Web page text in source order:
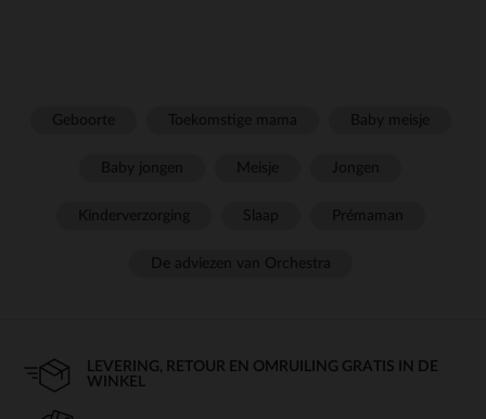
LEVERING, RETOUR EN OMRUILING GRATIS IN DE
WINKEL